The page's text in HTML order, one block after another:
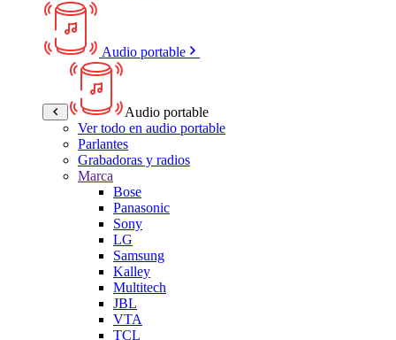
Audio portable
Audio portable
Ver todo en audio portable
Parlantes
Grabadoras y radios
Marca
Bose
Panasonic
Sony
LG
Samsung
Kalley
Multitech
JBL
VTA
TCL